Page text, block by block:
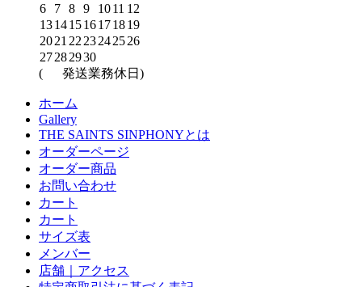
6
7 8 9 1011 12
13141516171819
2021 22 23242526
27282930
(
発送業務休日)
ホーム
Gallery
THE SAINTS SINPHONYとは
オーダーページ
オーダー商品
お問い合わせ
カート
カート
サイズ表
メンバー
店舗｜アクセス